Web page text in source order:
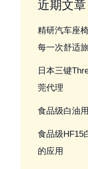
近期文章
精研汽车座
每一次舒适
日本三键
莞代理
食品级白油
食品级HF15
的应用